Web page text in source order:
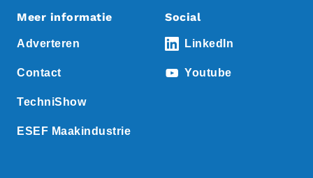
Meer informatie
Adverteren
Contact
TechniShow
ESEF Maakindustrie
Social
LinkedIn
Youtube